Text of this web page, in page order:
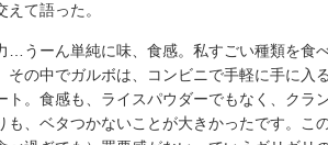
て語った。
うーん単純に味、食感。私すごい種類を食
の中でガルボは、コンビニで手軽に手に入
。食感も、ライスパウダーでもなく、クラ
、ベタつかないことが大きかったです。こ